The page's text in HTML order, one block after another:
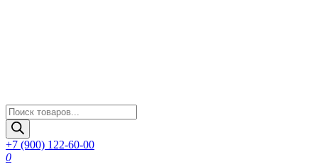
Поиск
товаров
+7 (900) 122-60-00
0